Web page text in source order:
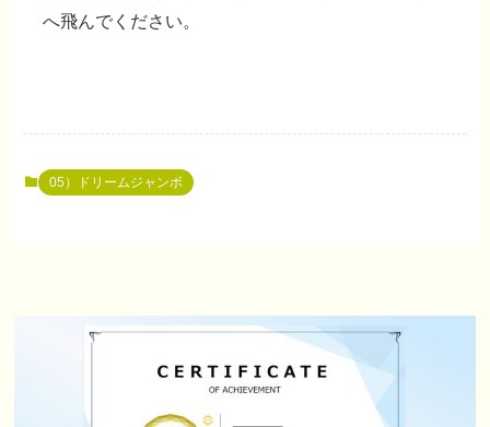
へ飛んでください。
05）ドリームジャンボ